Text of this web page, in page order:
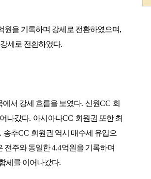
원을 기록하며 강세로 전환하였으며,
세로 전환하였다.
에서 강세 흐름을 보였다. 신원CC 회
나갔다. 아시아나CC 회원권 또한 최
. 송추CC 회원권 역시 매수세 유입으
전주와 동일한4.4억원을 기록하며
세를 이어나갔다.